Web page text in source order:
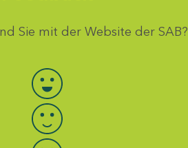
Sie mit der Website der SAB?
Bewertung auswählen